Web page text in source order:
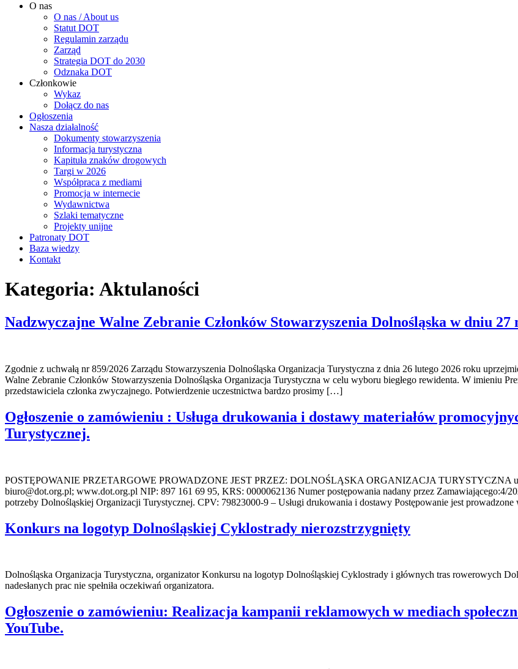
O nas
O nas / About us
Statut DOT
Regulamin zarządu
Zarząd
Strategia DOT do 2030
Odznaka DOT
Członkowie
Wykaz
Dołącz do nas
Ogłoszenia
Nasza działalność
Dokumenty stowarzyszenia
Informacja turystyczna
Kapituła znaków drogowych
Targi w 2026
Współpraca z mediami
Promocja w internecie
Wydawnictwa
Szlaki tematyczne
Projekty unijne
Patronaty DOT
Baza wiedzy
Kontakt
Kategoria: Aktulaności
Nadzwyczajne Walne Zebranie Członków Stowarzyszenia Dolnośląska w dniu 27
Zgodnie z uchwałą nr 859/2026 Zarządu Stowarzyszenia Dolnośląska Organizacja Turystyczna z dnia 26 lutego 2026 roku
Walne Zebranie Członków Stowarzyszenia Dolnośląska Organizacja Turystyczna w celu wyboru biegłego rewidenta. W imieniu
przedstawiciela członka zwyczajnego. Potwierdzenie uczestnictwa bardzo prosimy […]
Ogłoszenie o zamówieniu : Usługa drukowania i dostawy materiałów
Turystycznej.
POSTĘPOWANIE PRZETARGOWE PROWADZONE JEST PRZEZ: DOLNOŚLĄSKA ORGANIZACJA TURYSTYCZNA ul.
biuro@dot.org.pl; www.dot.org.pl NIP: 897 161 69 95, KRS: 0000062136 Numer postępowania nadany przez Zamawiającego:4/
potrzeby Dolnośląskiej Organizacji Turystycznej. CPV: 79823000-9 – Usługi drukowania i dostawy Postępowanie jest
Konkurs na logotyp Dolnośląskiej Cyklostrady nierozstrzygnięty
Dolnośląska Organizacja Turystyczna, organizator Konkursu na logotyp Dolnośląskiej Cyklostrady i głównych tras rowerowych
nadesłanych prac nie spełniła oczekiwań organizatora.
Ogłoszenie o zamówieniu: Realizacja kampanii reklamowych w mediach
YouTube.